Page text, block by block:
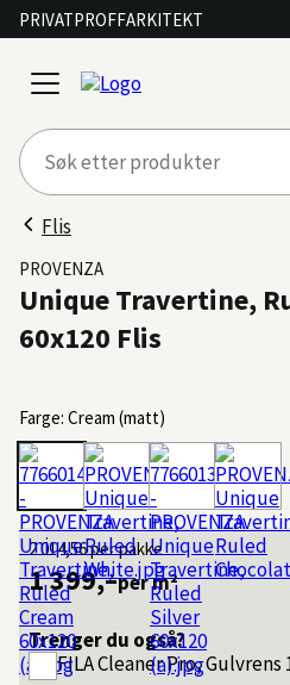
PRIVATPROFFARKITEKT
open
menu
Flis
PROVENZA
Unique Travertine,
60x120 Flis
Farge: Cream (matt)
2 014,56per pakke
1 399,–per m²
Trenger du også?
FILACleaner Pro, Gulvrens